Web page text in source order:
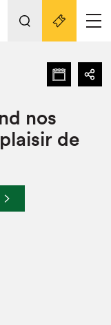
Nos activités
nos
de